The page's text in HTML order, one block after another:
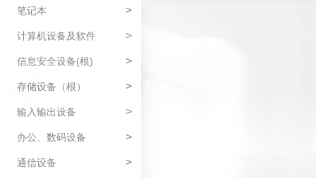
笔记本 >
计算机设备及软件 >
信息安全设备(根) >
存储设备（根） >
输入输出设备 >
办公、数码设备 >
通信设备 >